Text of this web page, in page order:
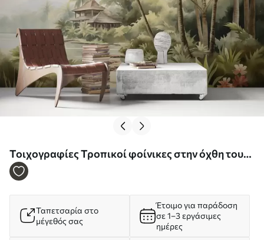
Τοιχογραφίες Τροπικοί φοίνικες στην όχθη του
ποταμού, ακουαρέλα Nr. w01728
Ταπετσαρία στο
μέγεθός σας
Έτοιμο για παράδοση
σε 1–3 εργάσιμες
ημέρες